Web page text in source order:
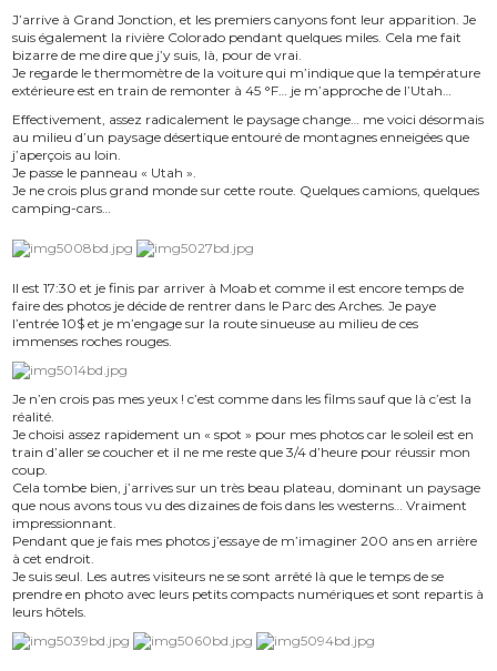
J’arrive à Grand Jonction, et les premiers canyons font leur apparition. Je
suis également la rivière Colorado pendant quelques miles. Cela me fait
bizarre de me dire que j’y suis, là, pour de vrai.
Je regarde le thermomètre de la voiture qui m’indique que la température
extérieure est en train de remonter à 45 °F… je m’approche de l’Utah…
Effectivement, assez radicalement le paysage change… me voici désormais
au milieu d’un paysage désertique entouré de montagnes enneigées que
j’aperçois au loin.
Je passe le panneau « Utah ».
Je ne crois plus grand monde sur cette route. Quelques camions, quelques
camping-cars…
Il est 17:30 et je finis par arriver à Moab et comme il est encore temps de
faire des photos je décide de rentrer dans le Parc des Arches. Je paye
l’entrée 10$ et je m’engage sur la route sinueuse au milieu de ces
immenses roches rouges.
Je n’en crois pas mes yeux ! c’est comme dans les films sauf que là c’est la
réalité.
Je choisi assez rapidement un « spot » pour mes photos car le soleil est en
train d’aller se coucher et il ne me reste que 3/4 d’heure pour réussir mon
coup.
Cela tombe bien, j’arrives sur un très beau plateau, dominant un paysage
que nous avons tous vu des dizaines de fois dans les westerns… Vraiment
impressionnant.
Pendant que je fais mes photos j’essaye de m’imaginer 200 ans en arrière
à cet endroit.
Je suis seul. Les autres visiteurs ne se sont arrêté là que le temps de se
prendre en photo avec leurs petits compacts numériques et sont repartis à
leurs hôtels.